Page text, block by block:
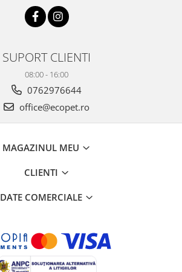
SUPORT CLIENTI
08:00 - 16:00
0762976644
office@ecopet.ro
MAGAZINUL MEU
CLIENTI
DATE COMERCIALE